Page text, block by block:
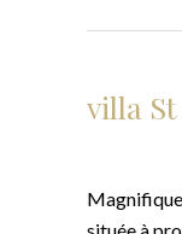
villa St